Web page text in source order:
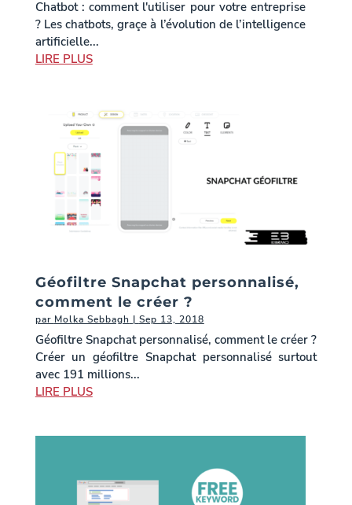
Chatbot : comment l'utiliser pour votre entreprise
? Les chatbots, graçe à l’évolution de l’intelligence
artificielle...
LIRE PLUS
Géofiltre Snapchat personnalisé,
comment le créer ?
par Molka Sebbagh | Sep 13, 2018
Géofiltre Snapchat personnalisé, comment le créer ?
Créer un géofiltre Snapchat personnalisé surtout
avec 191 millions...
LIRE PLUS